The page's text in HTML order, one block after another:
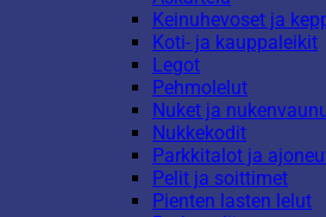
Keinuhevoset ja
Koti- ja kauppaleikit
Legot
Pehmolelut
Nuket ja
Nukkekodit
Parkkitalot ja
Pelit ja soittimet
Pienten lasten lelut